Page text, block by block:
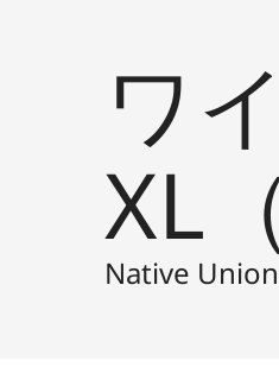
ワ
XL
Native